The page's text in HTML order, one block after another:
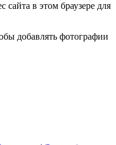
сайта в этом браузере для
добавлять фотографии